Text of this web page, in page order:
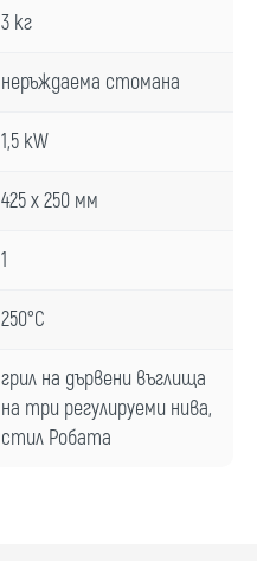
3 кг
неръждаема стомана
1,5 kW
425 x 250 мм
1
250°C
грил на дървени въглища
на три регулируеми нива,
стил Робата